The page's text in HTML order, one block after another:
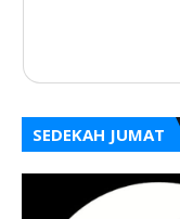
SEDEKAH JUMAT